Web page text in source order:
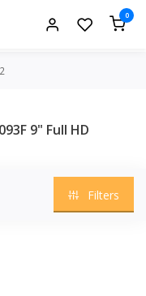
0
9" Full HD
Filters